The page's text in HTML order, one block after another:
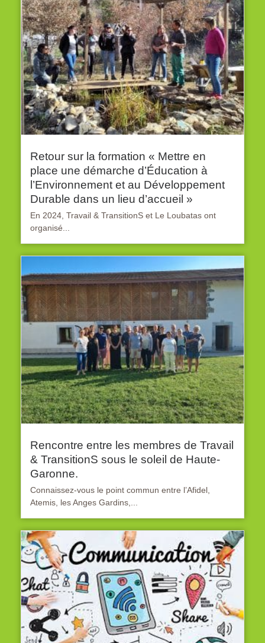
Retour sur la formation « Mettre en
place une démarche d’Éducation à
l’Environnement et au Développement
Durable dans un lieu d’accueil »
En 2024, Travail & TransitionS et Le Loubatas ont
organisé...
Rencontre entre les membres de Travail
& TransitionS sous le soleil de Haute-
Garonne.
Connaissez-vous le point commun entre l’Afidel,
Atemis, les Anges Gardins,...